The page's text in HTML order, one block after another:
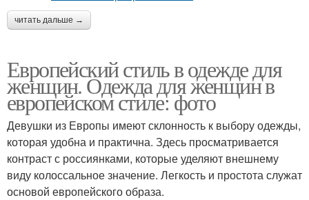
читать дальше →
Европейский стиль в одежде для
женщин. Одежда для женщин в
европейском стиле: фото
Девушки из Европы имеют склонность к выбору одежды,
которая удобна и практична. Здесь просматривается
контраст с россиянками, которые уделяют внешнему
виду колоссальное значение. Легкость и простота служат
основой европейского образа.